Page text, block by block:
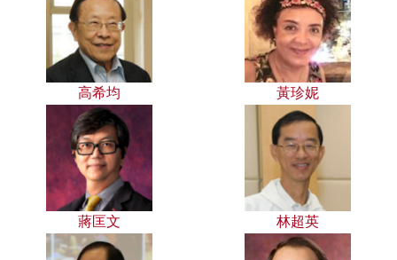
高希均 黃珍妮
蔣匡文 林超英